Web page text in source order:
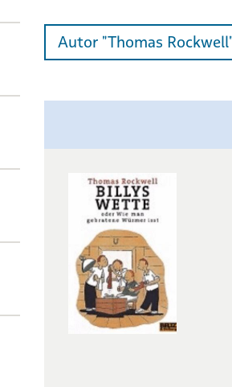
Autor "Thomas